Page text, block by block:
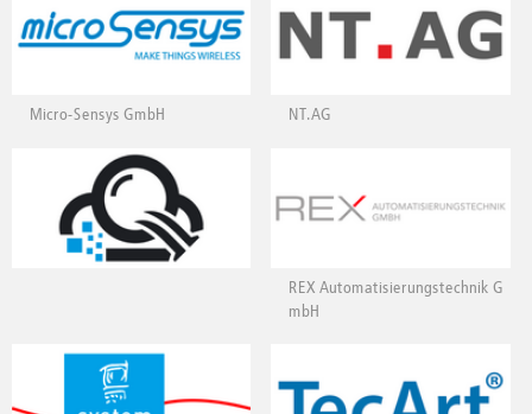
Micro-Sensys GmbH NT.AG
REX Automatisierungstechnik G
mbH